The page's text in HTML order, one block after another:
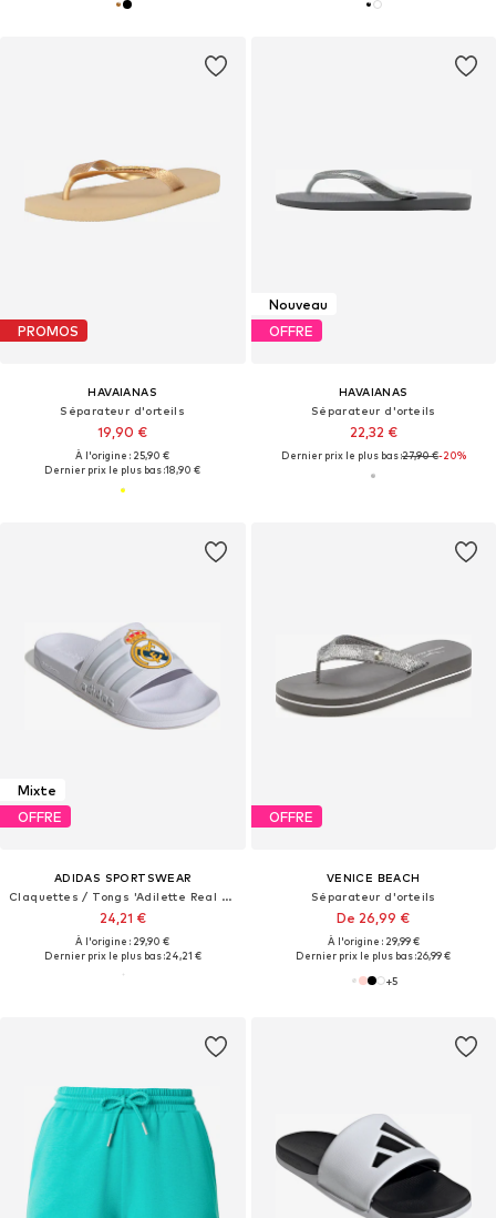
PROMOS
HAVAIANAS
Séparateur d'orteils
19,90 €
À l'origine : 25,90 €
Dernier prix le plus bas :18,90 €
Nouveau
OFFRE
HAVAIANAS
Séparateur d'orteils
22,32 €
Dernier prix le plus bas :27,90 €-20%
Mixte
OFFRE
ADIDAS SPORTSWEAR
Claquettes / Tongs 'Adilette Real Madrid'
24,21 €
À l'origine : 29,90 €
Dernier prix le plus bas :24,21 €
OFFRE
VENICE BEACH
Séparateur d'orteils
De 26,99 €
À l'origine : 29,99 €
Dernier prix le plus bas :26,99 €
+5